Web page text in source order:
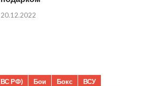
20.12.2022
РФ) Бои Бокс
ВСУ